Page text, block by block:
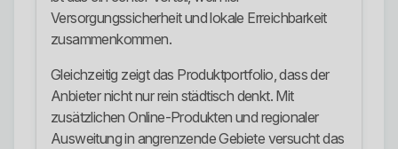
Versorgungssicherheit und lokale Erreichbarkeit
zusammenkommen.
Gleichzeitig zeigt das Produktportfolio, dass der
Anbieter nicht nur rein städtisch denkt. Mit
zusätzlichen Online-Produkten und regionaler
Ausweitung in angrenzende Gebiete versucht das